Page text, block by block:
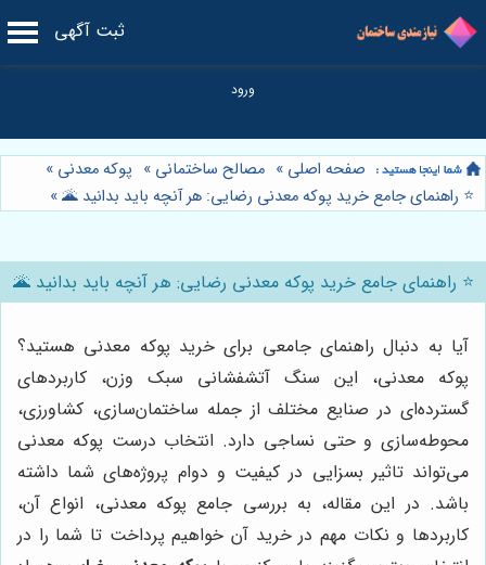
ثبت آگهی
صفحه اصلی » مصالح ساختمانی » پوکه معدنی »
⭐️ راهنمای جامع خرید پوکه معدنی رضایی: هر آنچه باید بدانید 🌋»
⭐️ راهنمای جامع خرید پوکه معدنی رضایی: هر آنچه باید بدانید 🌋
آیا به دنبال راهنمای جامعی برای خرید پوکه معدنی هستید؟
پوکه معدنی، این سنگ آتشفشانی سبک وزن، کاربردهای
گسترده‌ای در صنایع مختلف از جمله ساختمان‌سازی، کشاورزی،
محوطه‌سازی و حتی نساجی دارد. انتخاب درست پوکه معدنی
می‌تواند تاثیر بسزایی در کیفیت و دوام پروژه‌های شما داشته
باشد. در این مقاله، به بررسی جامع پوکه معدنی، انواع آن،
کاربردها و نکات مهم در خرید آن خواهیم پرداخت تا شما را در